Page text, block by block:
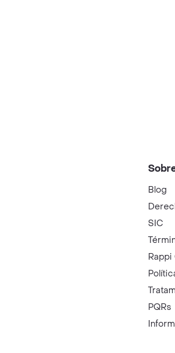
Blog
SIC
Rappi
PQRs